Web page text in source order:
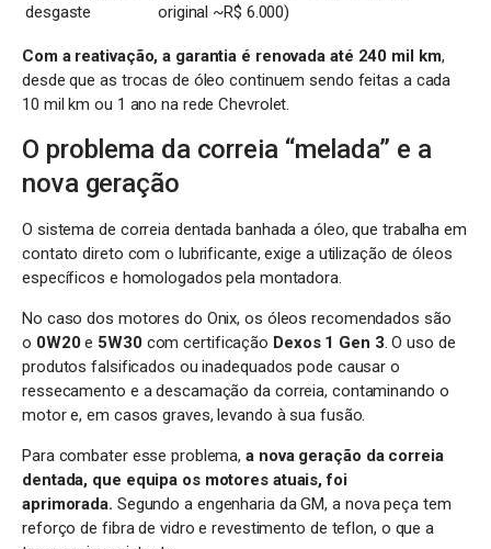
desgaste
original ~R$ 6.000)
Com a reativação, a garantia é renovada até 240 mil km,
desde que as trocas de óleo continuem sendo feitas a cada
10 mil km ou 1 ano na rede Chevrolet.
O problema da correia “melada” e a
nova geração
O sistema de correia dentada banhada a óleo, que trabalha em
contato direto com o lubrificante, exige a utilização de óleos
específicos e homologados pela montadora.
No caso dos motores do Onix, os óleos recomendados são
o 0W20e 5W30com certificação Dexos 1 Gen 3. O uso de
produtos falsificados ou inadequados pode causar o
ressecamento e a descamação da correia, contaminando o
motor e, em casos graves, levando à sua fusão.
Para combater esse problema,a nova geração da correia
dentada, que equipa os motores atuais, foi
aprimorada. Segundo a engenharia da GM, a nova peça tem
reforço de fibra de vidro e revestimento de teflon, o que a